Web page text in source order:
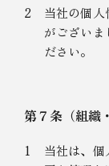
2
当社の個
がございま
ださい。
第７条（組織
1
当社は、